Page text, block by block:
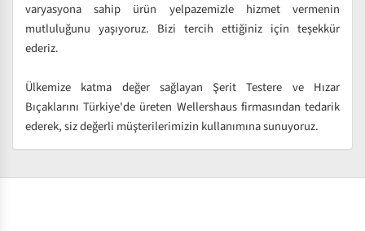
varyasyona sahip ürün yelpazemizle hizmet vermenin
mutluluğunu yaşıyoruz. Bizi tercih ettiğiniz için teşekkür
ederiz.
Ülkemize katma değer sağlayan Şerit Testere ve Hızar
Bıçaklarını Türkiye'de üreten Wellershaus firmasından tedarik
ederek, siz değerli müşterilerimizin kullanımına sunuyoruz.